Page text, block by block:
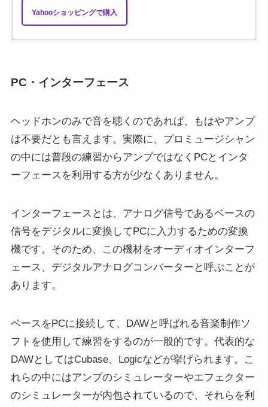
Yahooショッピングで購入
PC・インターフェース
ヘッドホンのみで音を聴くのであれば、もはやアンプ
は不要だとも言えます。実際に、プロミュージシャン
の中には普段の練習からアンプではなくPCとインタ
ーフェースを利用する方が少なくありません。
インターフェースとは、アナログ信号であるベースの
信号をデジタルに変換してPCに入力するための変換
機です。そのため、この機材をオーディオインターフ
ェース、デジタルアナログコンバーターと呼ぶことが
あります。
ベースをPCに接続して、DAWと呼ばれる音楽制作ソ
フトを使用して練習をするのが一般的です。代表的な
DAWとしてはCubase、Logicなどが挙げられます。こ
れらの中にはアンプのシミュレーターやエフェクター
のシミュレーターが内包されているので、それらを利